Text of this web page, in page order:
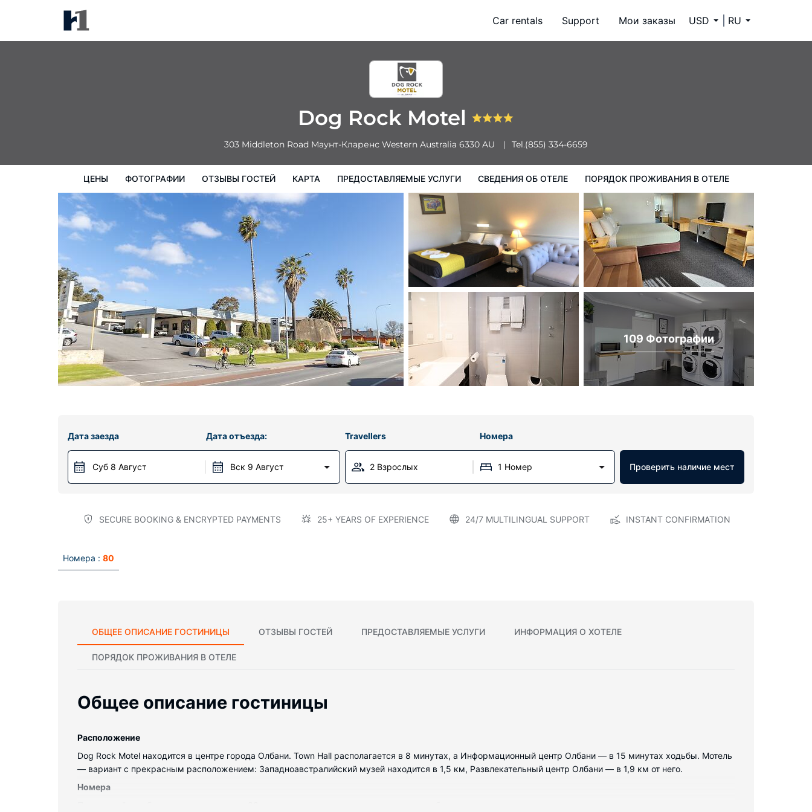
Car rentals Support Мои заказы USD RU
Dog Rock Motel
303 Middleton Road Маунт-Кларенс Western Australia 6330 AU Tel.(855) 334-6659
ЦЕНЫ ФОТОГРАФИИ ОТЗЫВЫ ГОСТЕЙ КАРТА ПРЕДОСТАВЛЯЕМЫЕ УСЛУГИ СВЕДЕНИЯ ОБ ОТЕЛЕ ПОРЯДОК ПРОЖИВАНИЯ В ОТЕЛЕ
Сведения об отеле Порядок проживания в Отеле
109 Фотографии
Дата заезда
Суб 8 Август
Дата отъезда:
Вск 9 Август
Travellers Номера
2 Взрослых 1 Номер Проверить наличие мест
SECURE BOOKING & ENCRYPTED PAYMENTS 25+ YEARS OF EXPERIENCE 24/7 MULTILINGUAL SUPPORT INSTANT CONFIRMATION
Номера : 80
ОБЩЕЕ ОПИСАНИЕ ГОСТИНИЦЫ ОТЗЫВЫ ГОСТЕЙ ПРЕДОСТАВЛЯЕМЫЕ УСЛУГИ ИНФОРМАЦИЯ О ХОТЕЛЕ
ПОРЯДОК ПРОЖИВАНИЯ В ОТЕЛЕ
Общее описание гостиницы
Pасположение
Dog Rock Motel находится в центре города Олбани. Town Hall располагается в 8 минутах, а Информационный центр Олбани — в 15 минутах ходьбы. Мотель
— вариант с прекрасным расположением: Западноавстралийский музей находится в 1,5 км, Развлекательный центр Олбани — в 1,9 км от него.
Номера